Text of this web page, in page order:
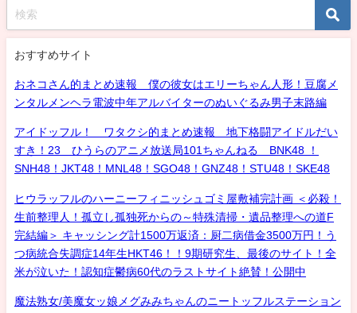
おすすめサイト
おネコさん的まとめ速報 僕の彼女はエリーちゃん人形！豆腐メ
ンタルメンヘラ電波中年アルバイターのぬいぐるみ男子末路編
アイドッフル！ ワタクシ的まとめ速報 地下格闘アイドルだい
すき！23 ひうらのアニメ放送局101ちゃんねる BNK48 ！
SNH48！JKT48！MNL48！SGO48！GNZ48！STU48！SKE48
ヒウラッフルのハーニーフィニッシュゴミ屋敷補完計画 ＜必殺！
生前整理人！孤立し孤独死からの～特殊清掃・遺品整理への道F
完結編＞ キャッシング計1500万返済：厨二病借金3500万円！う
つ病統合失調症14年生HKT46！！9期研究生、最後のサイト！全
米が泣いた！認知症鬱病60代のラストサイト絶賛！公開中
魔法熟女/美魔女ッ娘メグみみちゃんのニートッフルステーション